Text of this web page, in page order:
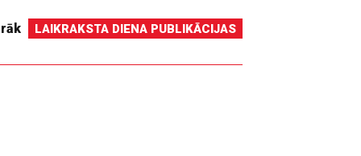
LAIKRAKSTA DIENA PUBLIKĀCIJAS